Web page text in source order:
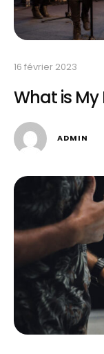
16 février 2023
What is My
ADMIN